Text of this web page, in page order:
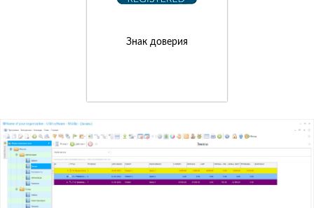
Знак доверия